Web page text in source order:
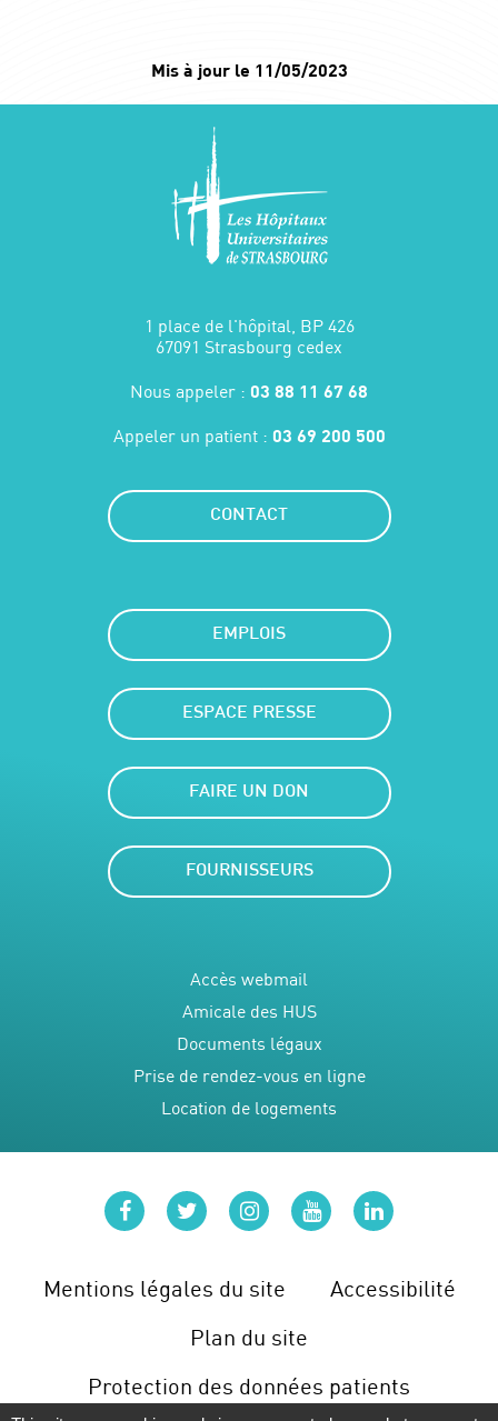
Mis à jour le 11/05/2023
1 place de l'hôpital, BP 426
67091 Strasbourg cedex
Nous appeler : 03 88 11 67 68
Appeler un patient : 03 69 200 500
CONTACT
EMPLOIS
ESPACE PRESSE
FAIRE UN DON
FOURNISSEURS
Accès webmail
Amicale des HUS
Documents légaux
Prise de rendez-vous en ligne
Location de logements
Mentions légales du site
Accessibilité
Plan du site
Protection des données patients
facebooktwitterinstagram
youtubelinkedin